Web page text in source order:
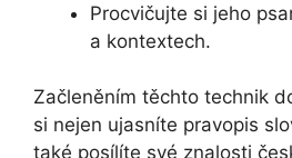
Procvičujte si jeho
a kontextech.
Začleněním těchto technik
si nejen ujasníte pravopis
také posílíte své znalosti